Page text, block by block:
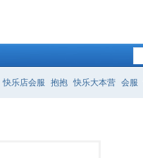
快乐店会服 抱抱 快乐大本营 会服